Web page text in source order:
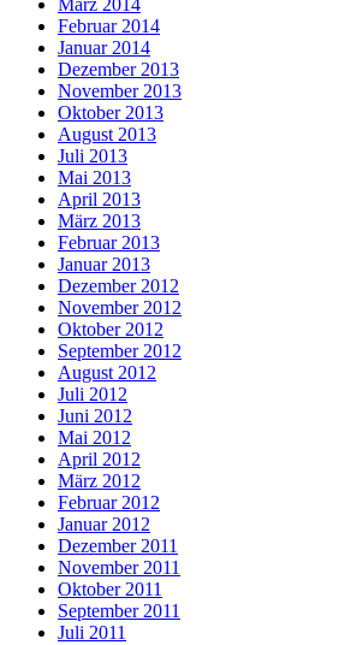
März 2014
Februar 2014
Januar 2014
Dezember 2013
November 2013
Oktober 2013
August 2013
Juli 2013
Mai 2013
April 2013
März 2013
Februar 2013
Januar 2013
Dezember 2012
November 2012
Oktober 2012
September 2012
August 2012
Juli 2012
Juni 2012
Mai 2012
April 2012
März 2012
Februar 2012
Januar 2012
Dezember 2011
November 2011
Oktober 2011
September 2011
Juli 2011